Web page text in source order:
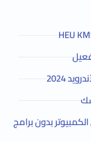
2024
بدون برامج